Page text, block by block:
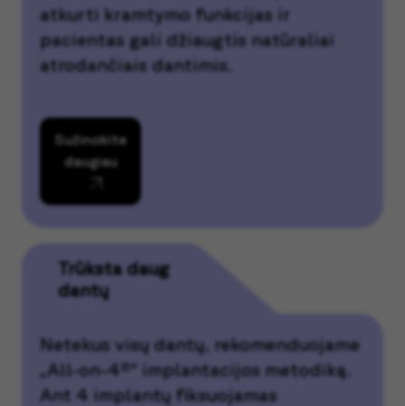
atkurti kramtymo funkcijas ir
pacientas gali džiaugtis natūraliai
atrodančiais dantimis.
Sužinokite
daugiau
Trūksta daug
dantų
Netekus visų dantų, rekomenduojame
„All-on-4®“ implantacijos metodiką.
Ant 4 implantų fiksuojamas